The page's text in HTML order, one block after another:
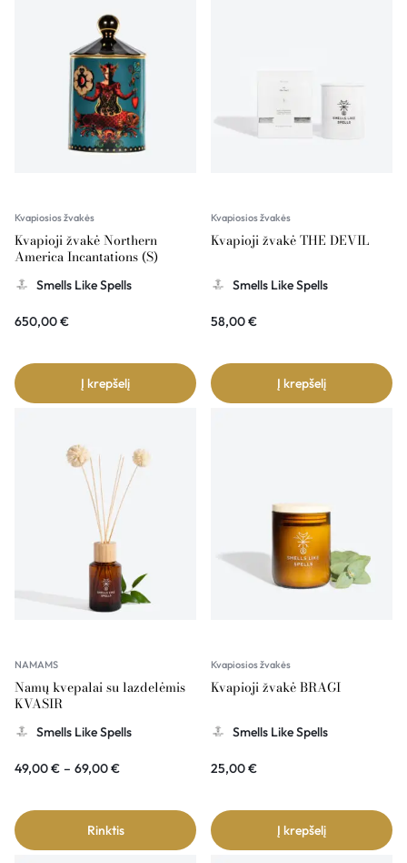
Kvapiosios žvakės
Kvapioji žvakė Northern
America Incantations (S)
Smells Like Spells
650,00€
Į krepšelį
Kvapiosios žvakės
Kvapioji žvakė THE DEVIL
Smells Like Spells
58,00€
Į krepšelį
NAMAMS
Namų kvepalai su lazdelėmis
KVASIR
Smells Like Spells
49,00€ – 69,00€
Rinktis
Kvapiosios žvakės
Kvapioji žvakė BRAGI
Smells Like Spells
25,00€
Į krepšelį